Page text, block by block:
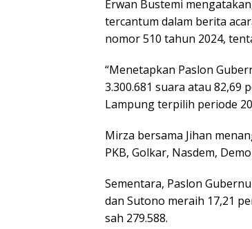
Erwan Bustemi
tercantum dalam berita
nomor 510 tahun 2024,
“Menetapkan Paslon
3.300.681 suara atau
Lampung terpilih periode
Mirza bersama Jihan
PKB, Golkar, Nasdem,
Sementara, Paslon
dan Sutono meraih 17,21
sah 279.588.